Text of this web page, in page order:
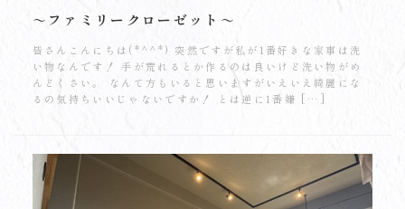
～ファミリークローゼット～
皆さんこんにちは(*^^*) 突然ですが私が1番好きな家事は洗
い物なんです！ 手が荒れるとか作るのは良いけど洗い物がめ
んどくさい。 なんて方もいると思いますがいえいえ綺麗にな
るの気持ちいいじゃないですか！ とは逆に1番嫌 […]